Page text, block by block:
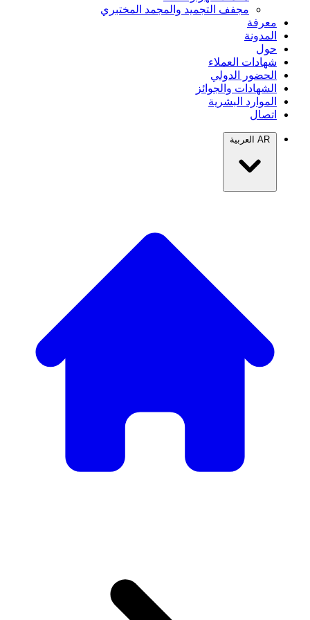
مجفف التجميد والمجمد المختبري
معرفة
المدونة
حول
شهادات العملاء
الحضور الدولي
الشهادات والجوائز
الموارد البشرية
اتصال
AR العربية